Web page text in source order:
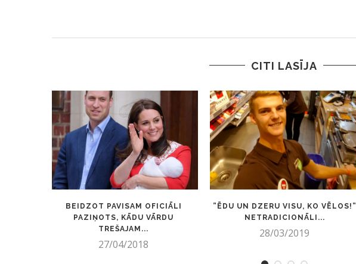
CITI LASĪJA
BEIDZOT PAVISAM OFICIĀLI
PAZIŅOTS, KĀDU VĀRDU
TREŠAJAM...
27/04/2018
”ĒDU UN DZERU VISU, KO VĒLOS!”
NETRADICIONĀLI...
28/03/2019